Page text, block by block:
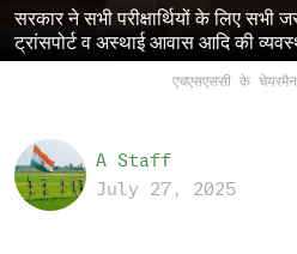
सरकार ने सभी परीक्षार्थियों के लिए सभी
ट्रांसपोर्ट व अस्थाई आवास आदि की
एचएसएससी के चेयरमैन
A Staff
July 27, 2025